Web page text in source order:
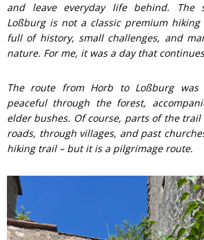
and leave everyday life behind. The
Loßburg is not a classic premium
full of history, small challenges, and
nature. For me, it was a day that
The route from Horb to Loßburg
peaceful through the forest,
elder bushes. Of course, parts of the
roads, through villages, and past
hiking trail – but it is a pilgrimage route.